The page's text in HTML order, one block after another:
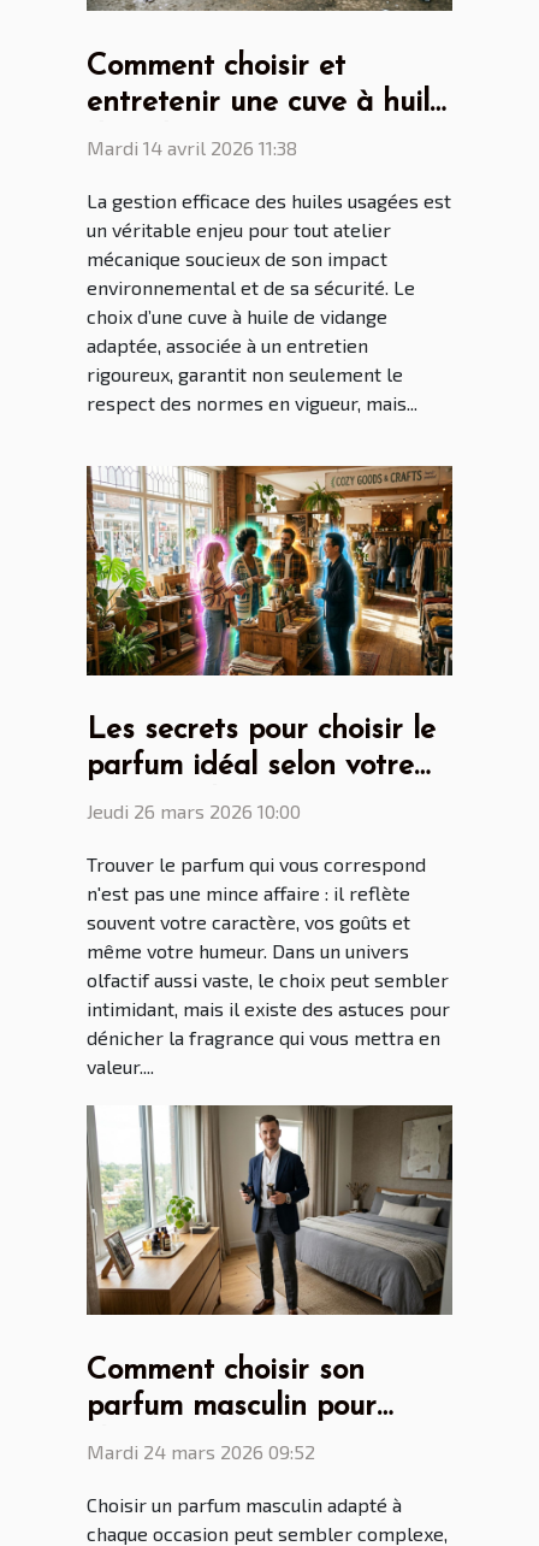
Comment choisir et
entretenir une cuve à huile
de vidange pour son
Mardi 14 avril 2026 11:38
La gestion efficace des huiles usagées est
un véritable enjeu pour tout atelier
mécanique soucieux de son impact
environnemental et de sa sécurité. Le
choix d’une cuve à huile de vidange
adaptée, associée à un entretien
rigoureux, garantit non seulement le
respect des normes en vigueur, mais...
Les secrets pour choisir le
parfum idéal selon votre
personnalité
Jeudi 26 mars 2026 10:00
Trouver le parfum qui vous correspond
n'est pas une mince affaire : il reflète
souvent votre caractère, vos goûts et
même votre humeur. Dans un univers
olfactif aussi vaste, le choix peut sembler
intimidant, mais il existe des astuces pour
dénicher la fragrance qui vous mettra en
valeur....
Comment choisir son
parfum masculin pour
chaque occasion ?
Mardi 24 mars 2026 09:52
Choisir un parfum masculin adapté à
chaque occasion peut sembler complexe,